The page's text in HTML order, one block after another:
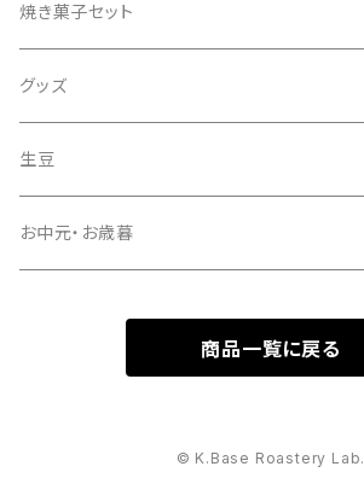
焼き菓子セット
グッズ
生豆
お中元・お歳暮
商品一覧に戻る
© K.Base Roastery Lab.